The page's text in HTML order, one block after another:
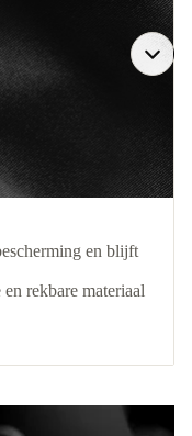
en blijft
rekbare materiaal